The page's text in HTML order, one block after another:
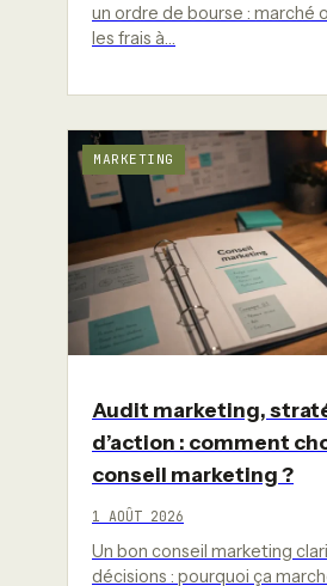
un ordre de bourse : marché
les frais à…
MARKETING
Audit marketing,
d’action : comment
conseil marketing ?
1 AOÛT 2026
Un bon conseil marketing
décisions : pourquoi ça